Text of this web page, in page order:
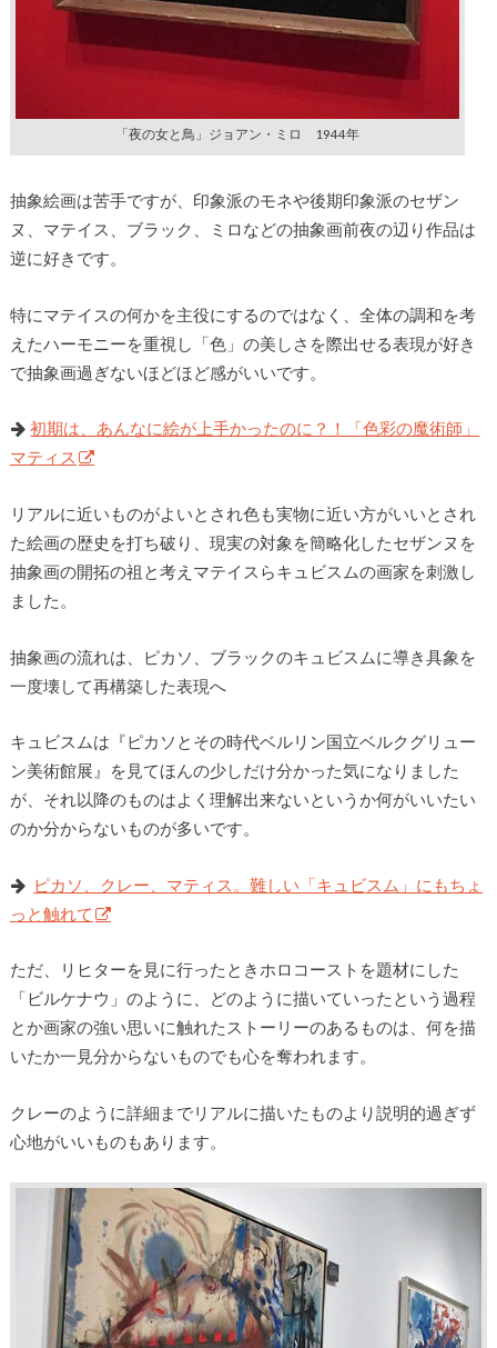
「夜の女と鳥」ジョアン・ミロ 1944年
抽象絵画は苦手ですが、印象派のモネや後期印象派のセザン
ヌ、マテイス、ブラック、ミロなどの抽象画前夜の辺り作品は
逆に好きです。
特にマテイスの何かを主役にするのではなく、全体の調和を考
えたハーモニーを重視し「色」の美しさを際出せる表現が好き
で抽象画過ぎないほどほど感がいいです。
初期は、あんなに絵が上手かったのに？！「色彩の魔術師」
マティス
リアルに近いものがよいとされ色も実物に近い方がいいとされ
た絵画の歴史を打ち破り、現実の対象を簡略化したセザンヌを
抽象画の開拓の祖と考えマテイスらキュビスムの画家を刺激し
ました。
抽象画の流れは、ピカソ、ブラックのキュビスムに導き具象を
一度壊して再構築した表現へ
キュビスムは『ピカソとその時代ベルリン国立ベルクグリュー
ン美術館展』を見てほんの少しだけ分かった気になりました
が、それ以降のものはよく理解出来ないというか何がいいたい
のか分からないものが多いです。
ピカソ、クレー、マティス。難しい「キュビスム」にもちょ
っと触れて
ただ、リヒターを見に行ったときホロコーストを題材にした
「ビルケナウ」のように、どのように描いていったという過程
とか画家の強い思いに触れたストーリーのあるものは、何を描
いたか一見分からないものでも心を奪われます。
クレーのように詳細までリアルに描いたものより説明的過ぎず
心地がいいものもあります。